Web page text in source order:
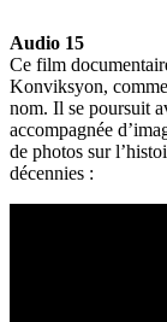
Audio 15
Ce film
Konviksyon,
nom. Il se poursuit
accompagnée
de photos sur
décennies :